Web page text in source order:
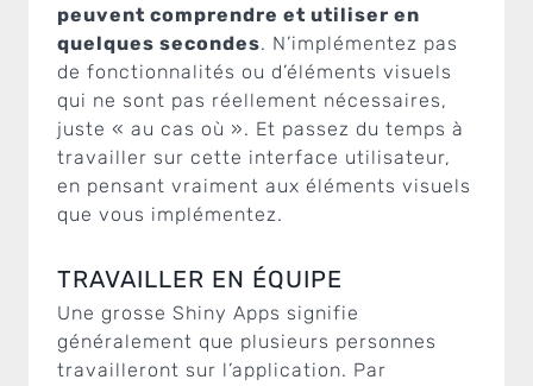
peuvent comprendre et utiliser en
quelques secondes. N’implémentez pas
de fonctionnalités ou d’éléments visuels
qui ne sont pas réellement nécessaires,
juste « au cas où ». Et passez du temps à
travailler sur cette interface utilisateur,
en pensant vraiment aux éléments visuels
que vous implémentez.
TRAVAILLER EN ÉQUIPE
Une grosse Shiny Apps signifie
généralement que plusieurs personnes
travailleront sur l’application. Par